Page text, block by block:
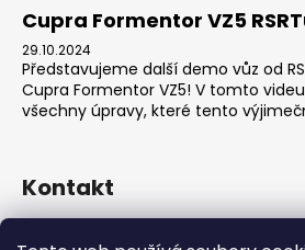
Cupra Formentor VZ5
29.10.2024
Představujeme další demo vůz od
Cupra Formentor VZ5! V tomto
všechny úpravy, které tento
Kontakt